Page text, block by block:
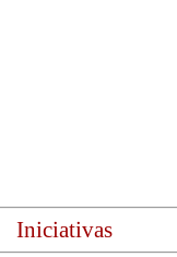
Iniciativas